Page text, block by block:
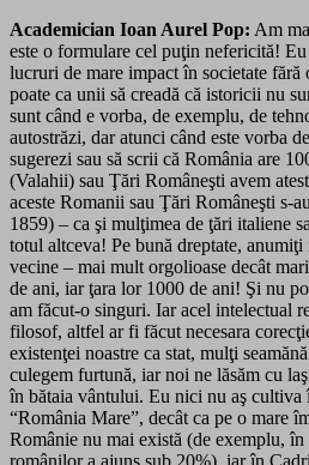
Academician Ioan Aurel Pop: Am
este o formulare cel puţin nefericită!
lucruri de mare impact în societate fără
poate ca unii să creadă că istoricii nu
sunt când e vorba, de exemplu, de
autostrăzi, dar atunci când este vorba
sugerezi sau să scrii că România are
(Valahii) sau Ţări Româneşti avem
aceste Romanii sau Ţări Româneşti s-
1859) – ca şi mulţimea de ţări italiene
totul altceva! Pe bună dreptate,
vecine – mai mult orgolioase decât
de ani, iar ţara lor 1000 de ani! Şi nu
am făcut-o singuri. Iar acel intelectual
filosof, altfel ar fi făcut necesara
existenţei noastre ca stat, mulţi
culegem furtună, iar noi ne lăsăm cu
în bătaia vântului. Eu nici nu aş cultiva
“România Mare”, decât ca pe o mare
Românie nu mai există (de exemplu,
românilor a ajuns sub 20%), iar în